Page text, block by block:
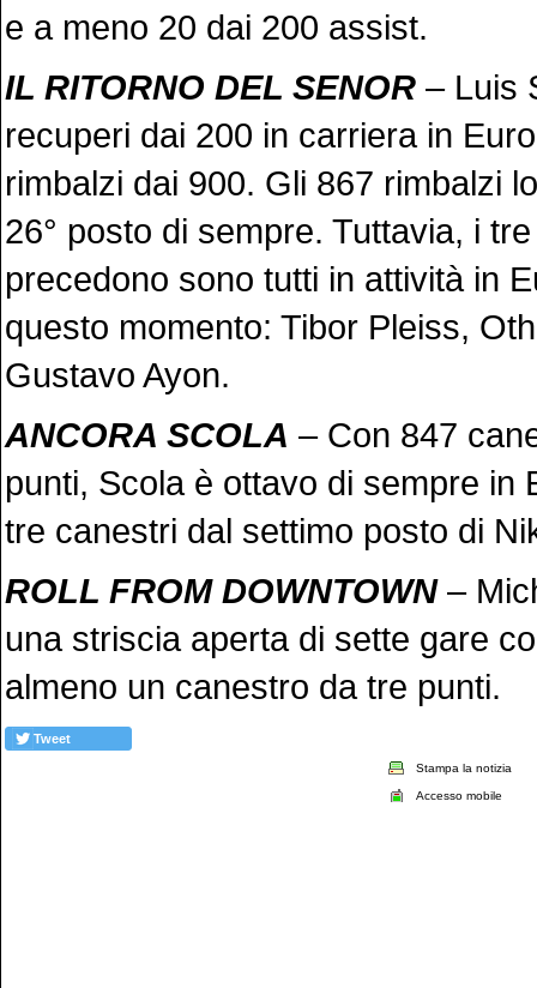
e a meno 20 dai 200 assist.
IL RITORNO DEL SENOR – Luis
recuperi dai 200 in carriera in
rimbalzi dai 900. Gli 867 rimbalzi
26° posto di sempre. Tuttavia, i
precedono sono tutti in attività in
questo momento: Tibor Pleiss,
Gustavo Ayon.
ANCORA SCOLA – Con 847
punti, Scola è ottavo di sempre in
tre canestri dal settimo posto di
ROLL FROM DOWNTOWN–
una striscia aperta di sette gare
almeno un canestro da tre punti.
Tweet
Stampa la notizia
Accesso mobile